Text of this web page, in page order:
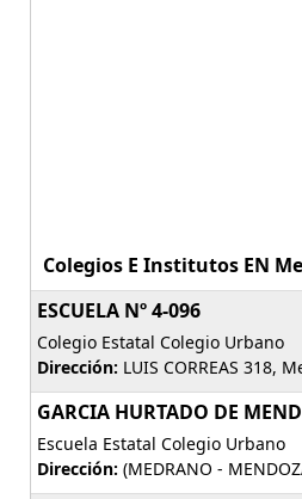
Colegios E Institutos EN
ESCUELA Nº 4-096
Colegio Estatal Colegio Urbano
Dirección: LUIS CORREAS 318,
GARCIA HURTADO DE
Escuela Estatal Colegio Urbano
Dirección: (MEDRANO -